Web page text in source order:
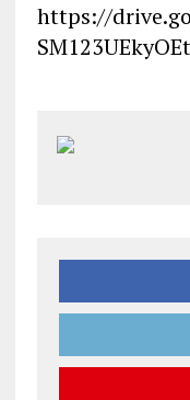
https://